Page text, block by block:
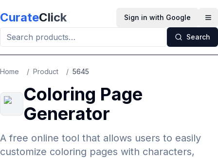
CurateClick Sign in with Google
Search
Home / Product / 5645
Coloring Page
Generator
A free online tool that allows users to easily
customize coloring pages with characters,